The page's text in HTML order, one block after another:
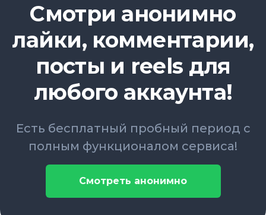
Смотри анонимно
лайки, комментарии,
посты и reels для
любого аккаунта!
Есть бесплатный пробный период с
полным функционалом сервиса!
Смотреть анонимно